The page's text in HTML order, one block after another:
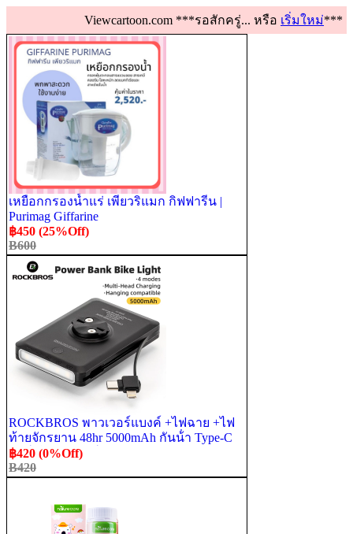
Viewcartoon.com ***รอสักครู่... หรือ เริ่มใหม่***
เหยือกกรองน้ำแร่ เพียวริแมก กิฟฟารีน |
Purimag Giffarine
฿450 (25%Off)
B600
ROCKBROS พาวเวอร์แบงค์ +ไฟฉาย +ไฟ
ท้ายจักรยาน 48hr 5000mAh กันน้ํา Type-C
ชาร์จได้ อุปกรณ์เสริม
฿420 (0%Off)
B420